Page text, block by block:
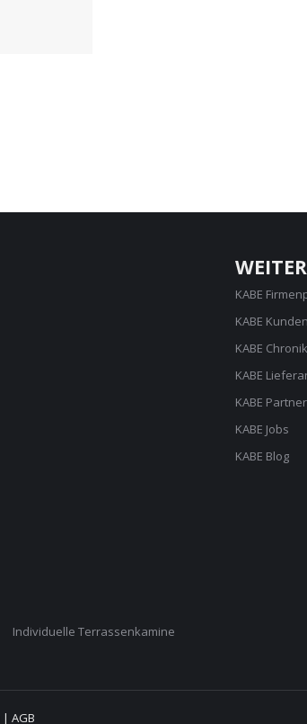
KABE
KABE
KABE Chronik
KABE
KABE Partner
KABE Jobs
KABE Blog
Individuelle Terrassenkamine
| AGB